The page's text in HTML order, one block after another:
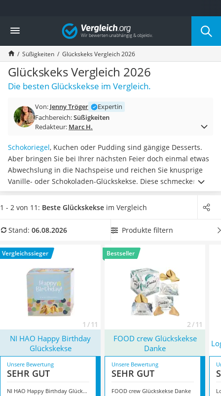
Die beliebtesten Vergleiche nach Kategorie
Lebensmittel
Schwarzkümmelöl
Knäckebrot
Schwarzkümmelöl-Kapseln
Manukahonig
Eiklar
Balsamico-Essig
Schwarzkümmelöl bio
Honig
Gemüsebrühe
Eiskaffee-Pulver
Irischer Whiskey
Grapefruitkernextrakt
Matcha-Set
MCT-Öl
Erythrit
Müsli ohne Zuckerzusatz
Vergleich
Süßigkeiten Glückskeks Vergleich 2026
Glückskeks Vergleich 2026
Die besten Glückskekse im Vergleich.
Von: Jenny Tröger
Expertin
Fachbereich:Süßigkeiten
Redakteur: Marc H.
Schokoriegel, Kuchen oder Pudding sind gängige Desserts.
Aber bringen Sie bei Ihrer nächsten Feier doch einmal etwas
Abwechslung in die Nachspeise und reichen Sie knusprige
Vanille- oder Schokoladen-Glückskekse. Diese schmecken
nicht nur Groß und Klein, wie gängige Online-Tests zeigen.
Auch liefern sie weise Sprüche, die häufig zum Nachdenken
einen themenbezogenen Glückskeks, um Ihre nächste
2026 besonders das Modell
NI HAO Happy Birthday
Glückskekse* mit seinen Eigenschaften.
1 - 2 von 11: Beste Glückskekse im Vergleich
Stand: 06.08.2026 Produkte filtern
Vergleichssieger
1 / 11
Bestseller
2 / 11
NI HAO Happy Birthday
Glückskekse
FOOD crew Glückskekse
Danke
Unsere Bewertung
SEHR GUT
NI HAO Happy Birthday Glückskekse
Unsere Bewertung
SEHR GUT
FOOD crew Glückskekse Danke